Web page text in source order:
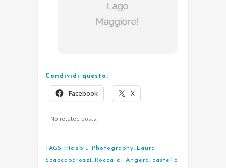
Lago
Maggiore!
Condividi questo:
Facebook X
No related posts.
TAGS: Irideblu Photography, Laura
Scaccabarozzi, Rocca di Angera, castello